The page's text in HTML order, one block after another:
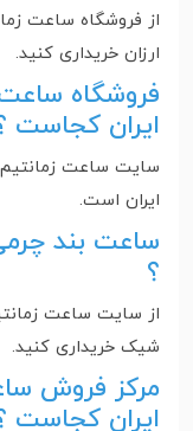
از فروشگاه ساعت
ارزان خریداری کنید.
فروشگاه
ایران کجاست
سایت ساعت
ایران است‌.
ساعت بند
؟
از سایت ساعت
شیک خریداری کنید.
مرکز فروش
ایران کجاست